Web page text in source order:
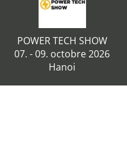
POWER TECH SHOW
07. - 09. octobre 2026
Hanoi